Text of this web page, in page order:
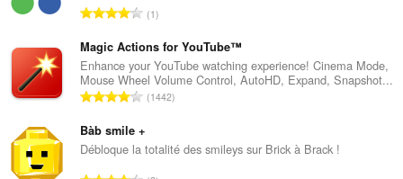
о
е
н
о
к
:
В
е
г
о
о
е
н
о
1
Magic Actions for YouTube™
Enhance your YouTube watching experience! Cinema Mode,
Mouse Wheel Volume Control, AutoHD, Expand, Snapshot...
В
е
г
1442
Bàb smile +
Débloque la totalité des smileys sur Brick à Brack !